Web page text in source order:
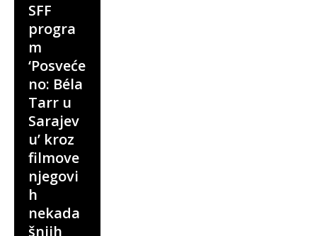
SFF
progra
m
‘Posveće
no: Béla
Tarr u
Sarajev
u’ kroz
filmove
njegovi
h
nekada
šnjih